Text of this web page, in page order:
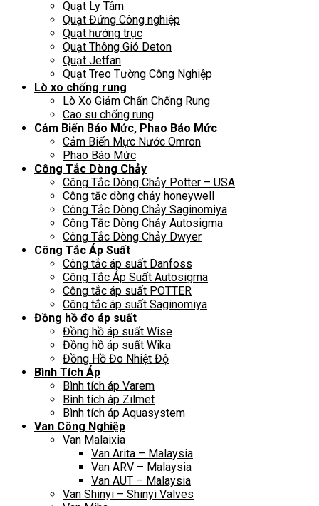
Quạt Ly Tâm
Quạt Đứng Công nghiệp
Quạt hướng trục
Quạt Thông Gió Deton
Quạt Jetfan
Quạt Treo Tường Công Nghiệp
Lò xo chống rung
Lò Xo Giảm Chấn Chống Rung
Cao su chống rung
Cảm Biến Báo Mức, Phao Báo Mức
Cảm Biến Mực Nước Omron
Phao Báo Mức
Công Tắc Dòng Chảy
Công Tắc Dòng Chảy Potter – USA
Công tắc dòng chảy honeywell
Công Tắc Dòng Chảy Saginomiya
Công Tắc Dòng Chảy Autosigma
Công Tắc Dòng Chảy Dwyer
Công Tắc Áp Suất
Công tắc áp suất Danfoss
Công Tắc Áp Suất Autosigma
Công tắc áp suất POTTER
Công tắc áp suất Saginomiya
Đồng hồ đo áp suất
Đồng hồ áp suất Wise
Đồng hồ áp suất Wika
Đồng Hồ Đo Nhiệt Độ
Bình Tích Áp
Bình tích áp Varem
Bình tích áp Zilmet
Bình tích áp Aquasystem
Van Công Nghiệp
Van Malaixia
Van Arita – Malaysia
Van ARV – Malaysia
Van AUT – Malaysia
Van Shinyi – Shinyi Valves